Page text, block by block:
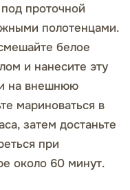
проточной
полотенцами.
белое
и нанесите эту
и на внешнюю
мариноваться в
затем достаньте
при
около 60 минут.